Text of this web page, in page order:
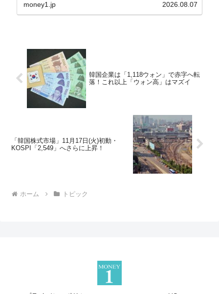
ウル市全域への「猛暑重大警報」が発令され...
money1.jp 2026.08.07
韓国企業は「1,118ウォン」で赤字へ転
落！これ以上「ウォン高」はマズイ
「韓国株式市場」11月17日(火)初動・
KOSPI「2,549」へさらに上昇！
ホーム トピック